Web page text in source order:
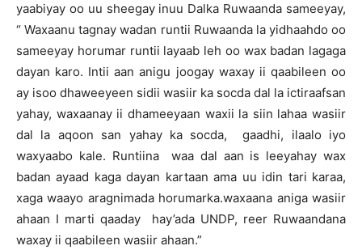
yaabiyay oo uu sheegay inuu Dalka Ruwaanda sameeyay,
“ Waxaanu tagnay wadan runtii Ruwaanda la yidhaahdo oo
sameeyay horumar runtii layaab leh oo wax badan lagaga
dayan karo. Intii aan anigu joogay waxay ii qaabileen oo
ay isoo dhaweeyeen sidii wasiir ka socda dal la ictiraafsan
yahay, waxaanay ii dhameeyaan waxii la siin lahaa wasiir
dal la aqoon san yahay ka socda, gaadhi, ilaalo iyo
waxyaabo kale. Runtiina waa dal aan is leeyahay wax
badan ayaad kaga dayan kartaan ama uu idin tari karaa,
xaga waayo aragnimada horumarka.waxaana aniga wasiir
ahaan I marti qaaday hay’ada UNDP, reer Ruwaandana
waxay ii qaabileen wasiir ahaan.”